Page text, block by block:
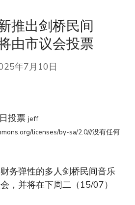
推出剑桥民间
由市议会投票
年7月10日
投票 jeff
licenses/by-sa/2.0///没有任何
务弹性的多人剑桥民间音乐
，并将在下周二（15/07）